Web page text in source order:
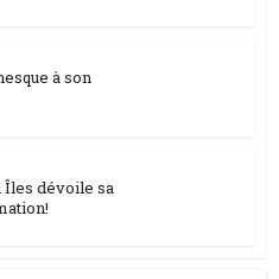
à son
Îles dévoile sa